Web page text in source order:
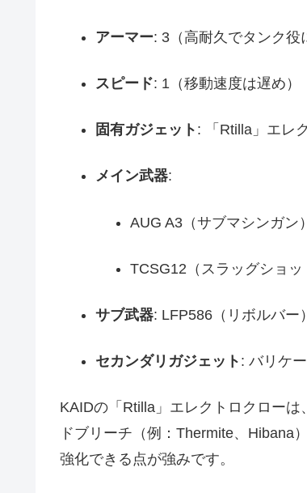
アーマー: 3（高耐久でタンク役
スピード: 1（移動速度は遅め）
固有ガジェット : 「Rtilla」エレ
メイン武器:
AUG A3（サブマシンガン
TCSG12（スラッグショッ
サブ武器: LFP586（リボルバー
セカンダリガジェット : バリケ
KAIDの「Rtilla」エレクトロクロー
ドブリーチ（例：Thermite、Hibana
強化できる点が強みです。